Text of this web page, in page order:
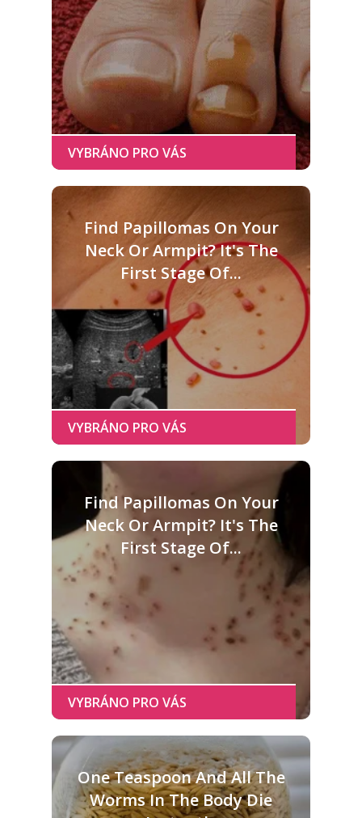
Find Papillomas On Your
Neck Or Armpit? It's The
First Stage Of...
Find Papillomas On Your
Neck Or Armpit? It's The
First Stage Of...
One Teaspoon And All The
Worms In The Body Die